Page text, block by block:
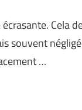
Cela
souvent
…